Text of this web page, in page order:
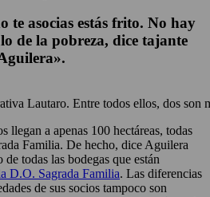
te asocias estás frito. No hay
de la pobreza, dice tajante
Lautaro. Entre todos ellos, dos son
llegan a apenas 100 hectáreas, todas
Familia. De hecho, dice Aguilera
todas las bodegas que están
D.O. Sagrada Familia. Las diferencias
de sus socios tampoco son